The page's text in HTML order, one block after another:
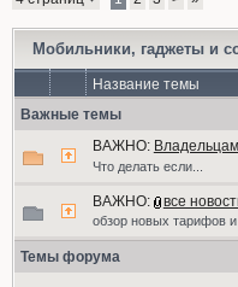
Мобильники, гаджеты и
Название темы
Важные темы
ВАЖНО:
Что делать если...
ВАЖНО: все
обзор новых тарифов
Темы форума